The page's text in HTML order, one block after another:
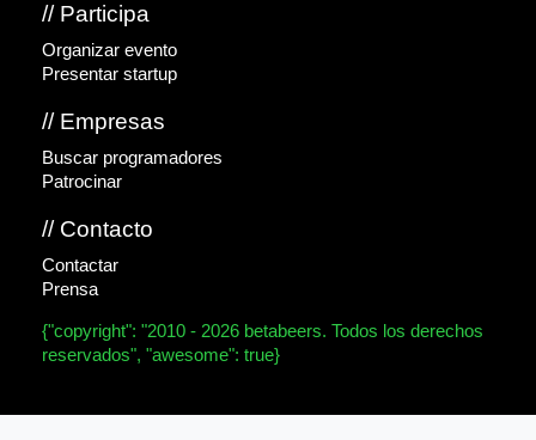
// Participa
Organizar evento
Presentar startup
// Empresas
Buscar programadores
Patrocinar
// Contacto
Contactar
Prensa
{"copyright": "2010 - 2026 betabeers. Todos los derechos
reservados", "awesome": true}